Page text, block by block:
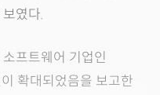
였다.
프트웨어 기업인
확대되었음을 보고한